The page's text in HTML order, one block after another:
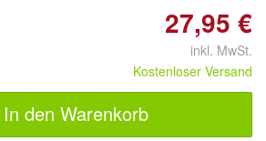
27,95 €
inkl. MwSt.
Kostenloser Versand
In den Warenkorb